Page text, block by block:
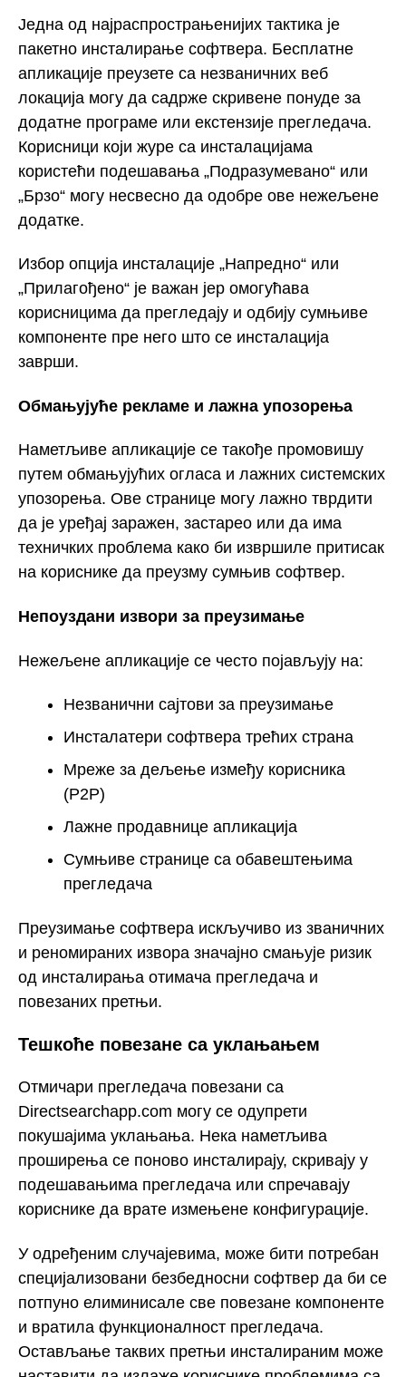
Једна од најраспрострањенијих тактика је
пакетно инсталирање софтвера. Бесплатне
апликације преузете са незваничних веб
локација могу да садрже скривене понуде за
додатне програме или екстензије прегледача.
Корисници који журе са инсталацијама
користећи подешавања „Подразумевано“ или
„Брзо“ могу несвесно да одобре ове нежељене
додатке.
Избор опција инсталације „Напредно“ или
„Прилагођено“ је важан јер омогућава
корисницима да прегледају и одбију сумњиве
компоненте пре него што се инсталација
заврши.
Обмањујуће рекламе и лажна упозорења
Наметљиве апликације се такође промовишу
путем обмањујућих огласа и лажних системских
упозорења. Ове странице могу лажно тврдити
да је уређај заражен, застарео или да има
техничких проблема како би извршиле притисак
на кориснике да преузму сумњив софтвер.
Непоуздани извори за преузимање
Нежељене апликације се често појављују на:
Незванични сајтови за преузимање
Инсталатери софтвера трећих страна
Мреже за дељење између корисника
(P2P)
Лажне продавнице апликација
Сумњиве странице са обавештењима
прегледача
Преузимање софтвера искључиво из званичних
и реномираних извора значајно смањује ризик
од инсталирања отимача прегледача и
повезаних претњи.
Тешкоће повезане са уклањањем
Отмичари прегледача повезани са
Directsearchapp.com могу се одупрети
покушајима уклањања. Нека наметљива
проширења се поново инсталирају, скривају у
подешавањима прегледача или спречавају
кориснике да врате измењене конфигурације.
У одређеним случајевима, може бити потребан
специјализовани безбедносни софтвер да би се
потпуно елиминисале све повезане компоненте
и вратила функционалност прегледача.
Остављање таквих претњи инсталираним може